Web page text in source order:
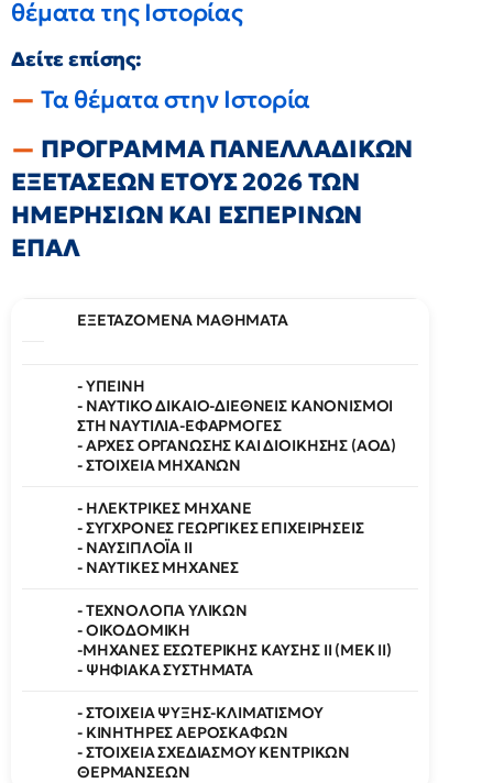
θέματα της Ιστορίας
Δείτε επίσης:
Τα θέματα στην Ιστορία
ΠΡΟΓΡΑΜΜΑ ΠΑΝΕΛΛΑΔΙΚΩΝ
ΕΞΕΤΑΣΕΩΝ ΕΤΟΥΣ 2026 ΤΩΝ
ΗΜΕΡΗΣΙΩΝ ΚΑΙ ΕΣΠΕΡΙΝΩΝ
ΕΠΑΛ
ΕΞΕΤΑΖΟΜΕΝΑ ΜΑΘΗΜΑΤΑ
- ΥΓΙΕΙΝΗ
- ΝΑΥΤΙΚΟ ΔΙΚΑΙΟ-ΔΙΕΘΝΕΙΣ ΚΑΝΟΝΙΣΜΟΙ
ΣΤΗ ΝΑΥΤΙΛΙΑ-ΕΦΑΡΜΟΓΕΣ
- ΑΡΧΕΣ ΟΡΓΑΝΩΣΗΣ ΚΑΙ ΔΙΟΙΚΗΣΗΣ (ΑΟΔ)
- ΣΤΟΙΧΕΙΑ ΜΗΧΑΝΩΝ
- ΗΛΕΚΤΡΙΚΕΣ ΜΗΧΑΝΕ
- ΣΥΓΧΡΟΝΕΣ ΓΕΩΡΓΙΚΕΣ ΕΠΙΧΕΙΡΗΣΕΙΣ
- ΝΑΥΣΙΠΛΟΪΑ ΙΙ
- ΝΑΥΤΙΚΕΣ ΜΗΧΑΝΕΣ
- ΤΕΧΝΟΛΟΓΙΑ ΥΛΙΚΩΝ
- ΟΙΚΟΔΟΜΙΚΗ
-ΜΗΧΑΝΕΣ ΕΣΩΤΕΡΙΚΗΣ ΚΑΥΣΗΣ II (ΜΕΚ ΙΙ)
- ΨΗΦΙΑΚΑ ΣΥΣΤΗΜΑΤΑ
- ΣΤΟΙΧΕΙΑ ΨΥΞΗΣ-ΚΛΙΜΑΤΙΣΜΟΥ
- ΚΙΝΗΤΗΡΕΣ ΑΕΡΟΣΚΑΦΩΝ
- ΣΤΟΙΧΕΙΑ ΣΧΕΔΙΑΣΜΟΥ ΚΕΝΤΡΙΚΩΝ
ΘΕΡΜΑΝΣΕΩΝ